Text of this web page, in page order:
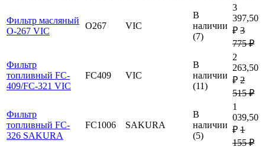
Фильтр масляный
O-267 VIC
O267 VIC
В
наличии
(7)
3
397,50
₽ 3
775 ₽
Фильтр
топливный FC-
409/FC-321 VIC
FC409 VIC
В
наличии
(11)
2
263,50
₽ 2
515 ₽
Фильтр
топливный FC-
326 SAKURA
FC1006 SAKURA
В
наличии
(5)
1
039,50
₽ 1
155 ₽